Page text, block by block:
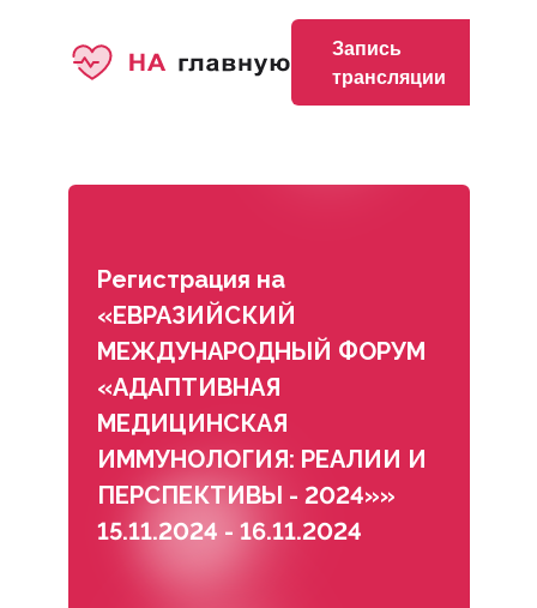
Председатель оргкомитета
Условия участия
Спонсоры
Запись
трансляции
Регистрация на
«ЕВРАЗИЙСКИЙ
МЕЖДУНАРОДНЫЙ ФОРУМ
«АДАПТИВНАЯ
МЕДИЦИНСКАЯ
ИММУНОЛОГИЯ: РЕАЛИИ И
ПЕРСПЕКТИВЫ - 2024»»
15.11.2024 - 16.11.2024